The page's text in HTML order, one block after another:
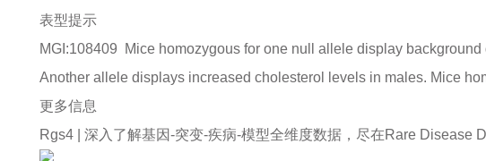
表型提示
MGI:108409
Mice homozygous for one null allele display
Another allele displays increased cholesterol levels in males. Mice
更多信息
Rgs4 | 深入了解基因-突变-疾病-模型全维度数据，尽在Rare Disease